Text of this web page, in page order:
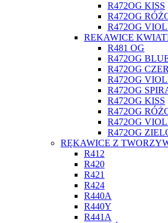
R472OG KISS
R472OG
R472OG
REKAWICE
R481 OG
R472OG
R472OG
R472OG
R472OG
R472OG KISS
R472OG
R472OG
R472OG
RĘKAWICE Z
R412
R420
R421
R424
R440A
R440Y
R441A